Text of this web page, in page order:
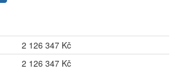
2 126 347 Kč
2 126 347 Kč